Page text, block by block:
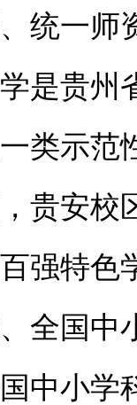
统一师
贵州
类示范
贵安校
强特色
全国
中小学